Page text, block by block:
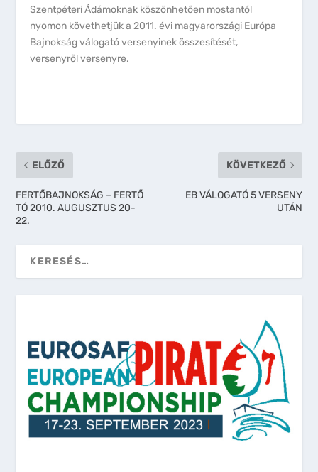
Szentpéteri Ádámoknak köszönhetően mostantól
nyomon követhetjük a 2011. évi magyarországi Európa
Bajnokság válogató versenyinek összesítését,
versenyről versenyre.
ELŐZŐ
FERTŐBAJNOKSÁG – FERTŐ
TÓ 2010. AUGUSZTUS 20-
22.
KÖVETKEZŐ
EB VÁLOGATÓ 5 VERSENY
UTÁN